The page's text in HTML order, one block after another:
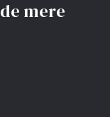
mere